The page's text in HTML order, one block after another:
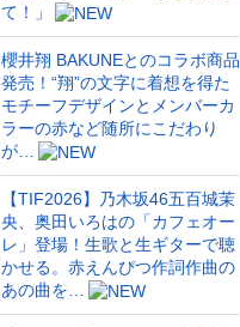
て！」
櫻井翔 BAKUNEとのコラボ商品
発売！“翔”の文字に着想を得た
モチーフデザインとメンバーカ
ラーの赤など随所にこだわり
が…
【TIF2026】乃木坂46五百城茉
央、奥田いろはの「カフェオー
レ」登場！生歌と生ギターで聴
かせる。赤えんぴつ作詞作曲の
あの曲を…